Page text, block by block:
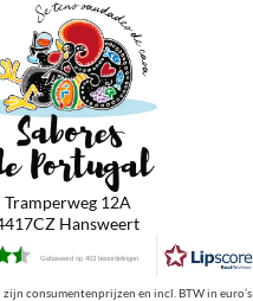
Tramperweg 12A
Hansweert
Gebaseerd op 403 beoordelingen
consumentenprijzen en incl. BTW in euro’s